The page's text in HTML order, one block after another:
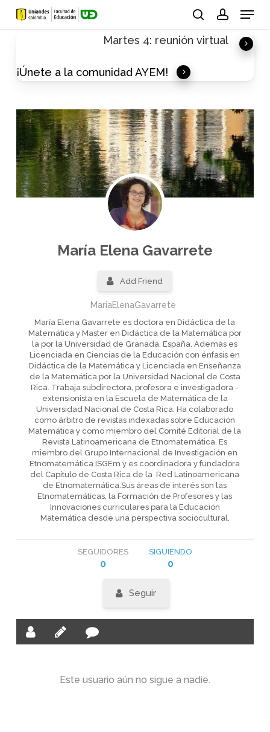
Skip
Menu
Martes 4: reunión virtual
¡Únete a la comunidad AYEM!
María Elena Gavarrete
Add Friend
MariaElenaGavarrete
María Elena Gavarrete es doctora en Didáctica de la
Matemática y Master en Didáctica de la Matemática por
la por la Universidad de Granada, España. Además es
Licenciada en Ciencias de la Educación con énfasis en
Didáctica de la Matemática y Licenciada en Enseñanza
de la Matemática por la Universidad Nacional de Costa
Rica. Trabaja subdirectora, profesora e investigadora -
extensionista en la Escuela de Matemática de la
Universidad Nacional de Costa Rica. Ha colaborado
como árbitro de revistas indexadas sobre Educación
Matemática y como miembro del Comité Editorial de la
Revista Latinoamericana de Etnomatemática. Es
miembro del Grupo Internacional de Investigación en
Etnomatemática ISGEm y es coordinadora y fundadora
del Capítulo de Costa Rica de la Red Latinoamericana
de Etnomatemática.Sus áreas de interés son las
Etnomatemáticas, la Formación de Profesores y las
Innovaciones curriculares para la Educación
Matemática desde una perspectiva sociocultural.
SEGUIDORES
0
SIGUIENDO
0
Seguir
Este usuario aún no sigue a nadie.